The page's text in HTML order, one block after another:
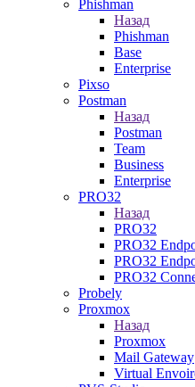
Phishman
Назад
Phishman
Base
Enterprise
Pixso
Postman
Назад
Postman
Team
Business
Enterprise
PRO32
Назад
PRO32
PRO32
PRO32
PRO32
Probely
Proxmox
Назад
Proxmox
Mail Gateway
Virtual